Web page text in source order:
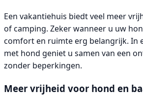
Een vakantiehuis biedt veel meer
of camping. Zeker wanneer u uw
comfort en ruimte erg belangrijk. In
met hond geniet u samen van een
zonder beperkingen.
Meer vrijheid voor hond en